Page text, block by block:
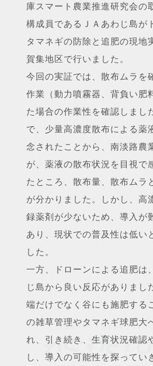
庫スマート農業推進研究会の
構成員であるＪＡあわじ島が
タマネギの防除と追肥の現地
賀集地区で行いました。
今回の実証では、散布ムラを
作業（動力噴霧器、背負い肥
た場合の作業性を確認しまし
で、少量高濃度散布による薬
念されたことから、南淡路農
が、薬液の散布状況を目視で
たところ、散布量、散布ムラ
が分かりました。しかし、高
録薬剤が少ないため、導入が
あり、現状での普及性は低い
した。
一方、ドローンによる追肥は
じ島から良い反応がありまし
端だけでなく谷にも施肥する
の雑草管理やタマネギ球肥大
れ、引き続き、生育状況確認
し、導入の可能性を探ってい